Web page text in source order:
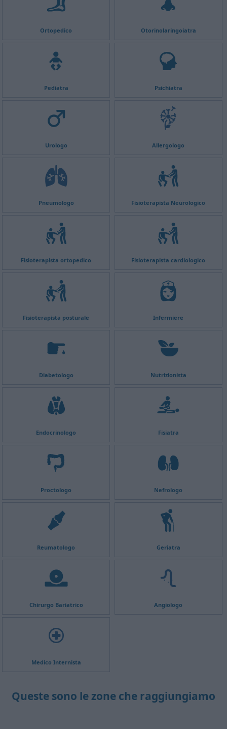
Ortopedico Otorinolaringoiatra
Pediatra Psichiatra
Urologo Allergologo
Pneumologo Fisioterapista Neurologico
Fisioterapista ortopedico Fisioterapista cardiologico
Fisioterapista posturale Infermiere
Diabetologo Nutrizionista
Endocrinologo Fisiatra
Proctologo Nefrologo
Reumatologo Geriatra
Chirurgo Bariatrico Angiologo
Medico Internista
Queste sono le zone che raggiungiamo